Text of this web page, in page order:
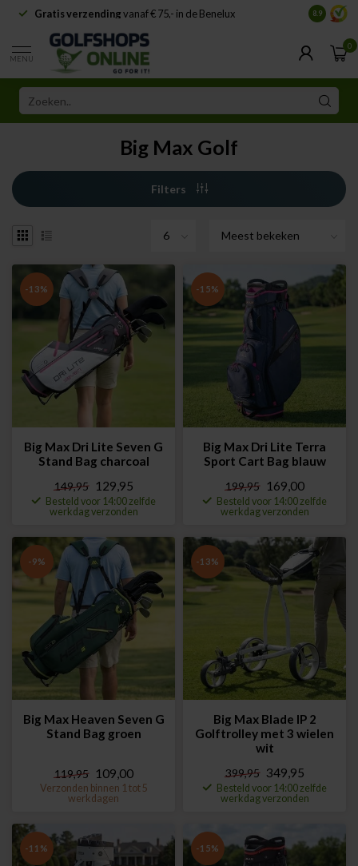
Gratis verzendingvanaf € 75,- in de Benelux 8.9
MENU
0
Big Max Golf
Filters
-13%
Big Max Dri Lite Seven G
Stand Bag charcoal
149,95 129,95
Besteld voor 14:00 zelfde
werkdag verzonden
-15%
Big Max Dri Lite Terra
Sport Cart Bag blauw
199,95 169,00
Besteld voor 14:00 zelfde
werkdag verzonden
-9%
Big Max Heaven Seven G
Stand Bag groen
119,95 109,00
Verzonden binnen 1 tot 5
werkdagen
-13%
Big Max Blade IP 2
Golftrolley met 3 wielen
wit
399,95 349,95
Besteld voor 14:00 zelfde
werkdag verzonden
-11% -15%